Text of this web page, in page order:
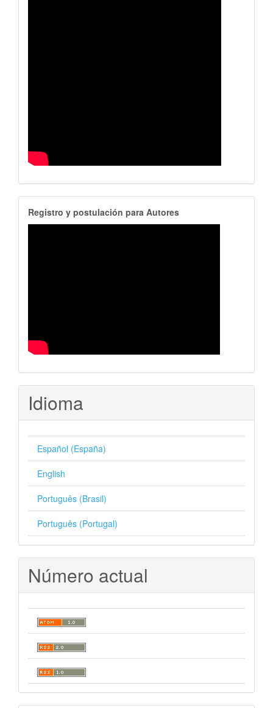
RegistroAutores
Registro y postulación para Autores
Idioma
Español (España)
English
Português (Brasil)
Português (Portugal)
Número actual